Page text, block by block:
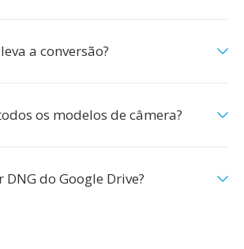
a conversão?
os modelos de câmera?
DNG do Google Drive?